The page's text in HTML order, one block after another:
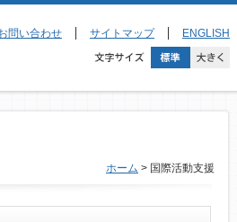
問い合わせ サイトマップ ENGLISH
ホーム > 国際活動支援